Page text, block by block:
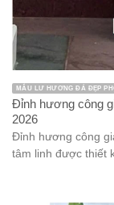
MẪU LƯ HƯƠNG ĐÁ ĐẸP
Đỉnh hương công
2026
Đỉnh hương công
tâm linh được thiết